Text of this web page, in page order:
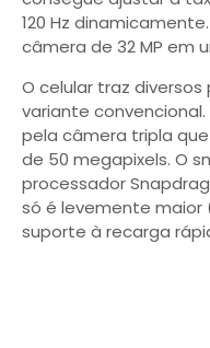
120 Hz
câmera de 32 MP em
O celular traz
variante
pela câmera tripla
de 50 megapixels. O
processador
só é levemente maior
suporte à recarga